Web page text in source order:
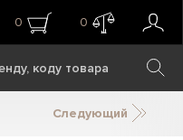
0 0
Следующий